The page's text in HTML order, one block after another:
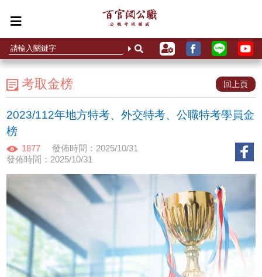
考取金榜 回上頁
2023/112年地方特考、外交特考、公職特考學員金
榜
1877
發佈時間：2025/10/31
發佈時間：2025/10/31